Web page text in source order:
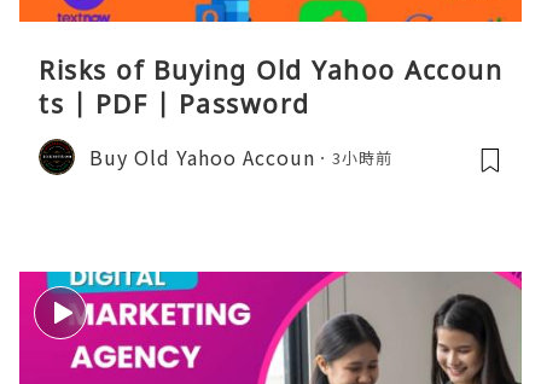
Risks of Buying Old Yahoo Accoun
ts | PDF | Password
Buy Old Yahoo Accoun 3小時前